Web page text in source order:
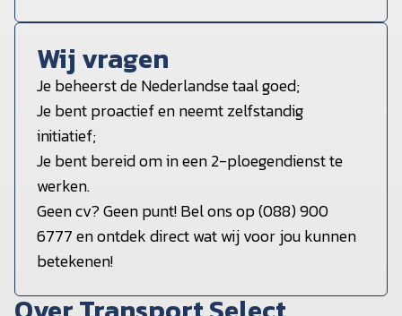
Wij vragen
Je beheerst de Nederlandse taal goed;
Je bent proactief en neemt zelfstandig
initiatief;
Je bent bereid om in een 2-ploegendienst te
werken.
Geen cv? Geen punt! Bel ons op (088) 900
6777 en ontdek direct wat wij voor jou kunnen
betekenen!